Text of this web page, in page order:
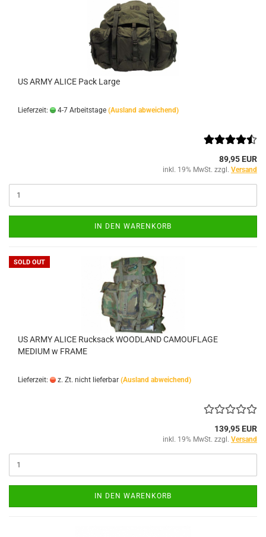
US ARMY ALICE Pack Large
Lieferzeit: 4-7 Arbeitstage (Ausland abweichend)
89,95 EUR
inkl. 19% MwSt. zzgl. Versand
IN DEN WARENKORB
SOLD OUT
US ARMY ALICE Rucksack WOODLAND CAMOUFLAGE
MEDIUM w FRAME
Lieferzeit: z. Zt. nicht lieferbar (Ausland abweichend)
139,95 EUR
inkl. 19% MwSt. zzgl. Versand
IN DEN WARENKORB